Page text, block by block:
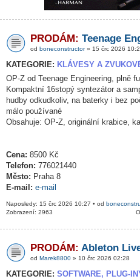
PRODÁM: Teenage
od boneconstructor» 15 črc 2026
KATEGORIE: KLÁVESY A
OP-Z od Teenage Engineering, plně
Kompaktní 16stopý syntezátor a
hudby odkudkoliv, na baterky i bez
málo používané
Obsahuje: OP-Z, originální krabice,
Cena: 8500 Kč
Telefon: 776021440
Město: Praha 8
E-mail: e-mail
Naposledy: 15 črc 2026 10:27 • od
Zobrazení: 2963
PRODÁM: Ableton
od Marek8800 » 10 črc 2026 02:28
KATEGORIE: SOFTWARE, PLUG-